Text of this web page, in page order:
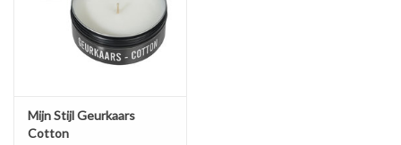
Mijn Stijl Geurkaars
Cotton